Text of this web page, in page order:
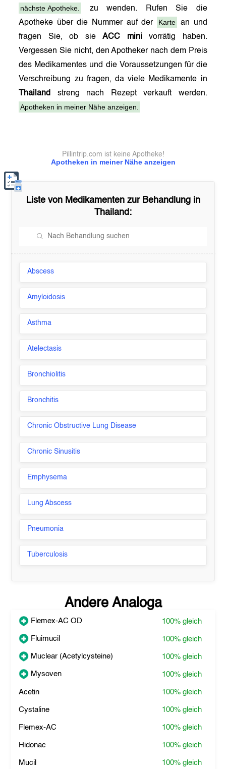
nächste Apotheke.
zu wenden. Rufen Sie die
Apotheke über die Nummer auf der
Karte
an und
fragen Sie, ob sieACC mini vorrätig haben.
Vergessen Sie nicht, den Apotheker nach dem Preis
des Medikamentes und die Voraussetzungen für die
Verschreibung zu fragen, da viele Medikamente in
Thailand
streng nach Rezept verkauft werden.
Apotheken in meiner Nähe anzeigen.
Apotheken in meiner Nähe anzeigen
Pillintrip.com ist keine Apotheke!
Liste von Medikamenten zur Behandlung in
Thailand :
Abscess
Amyloidosis
Asthma
Atelectasis
Bronchiolitis
Bronchitis
Chronic Obstructive Lung Disease
Chronic Sinusitis
Emphysema
Lung Abscess
Pneumonia
Tuberculosis
Andere Analoga
Flemex-AC OD 100% gleich
Fluimucil 100% gleich
Muclear (Acetylcysteine) 100% gleich
Mysoven 100% gleich
Acetin 100% gleich
Cystaline 100% gleich
Flemex-AC 100% gleich
Hidonac 100% gleich
Mucil 100% gleich